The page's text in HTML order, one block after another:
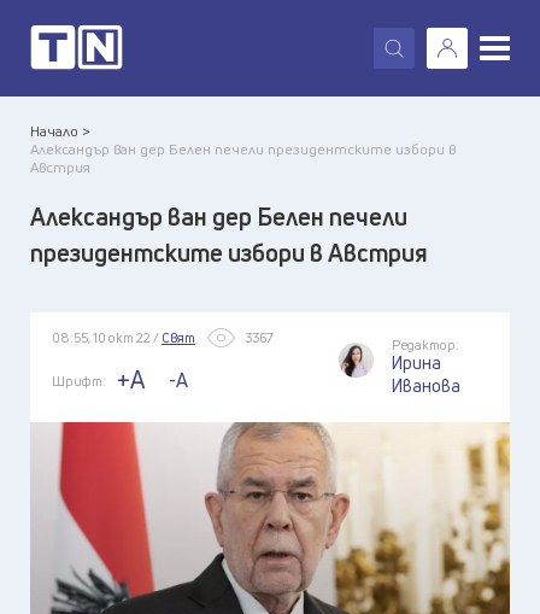
X
Начало >
Александър ван дер Белен печели президентските избори в
Австрия
Александър ван дер Белен печели
президентските избори в Австрия
08:55, 10 окт 22 / Свят 3367
Шрифт: +A -A
Редактор:
Ирина
Иванова